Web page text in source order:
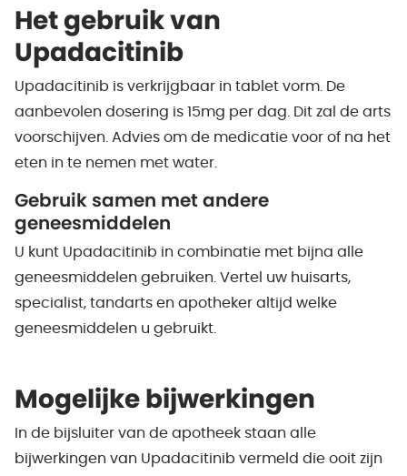
Het gebruik van
Upadacitinib
Upadacitinib is verkrijgbaar in tablet vorm. De
aanbevolen dosering is 15mg per dag. Dit zal de arts
voorschijven. Advies om de medicatie voor of na het
eten in te nemen met water.
Gebruik samen met andere
geneesmiddelen
U kunt Upadacitinib in combinatie met bijna alle
geneesmiddelen gebruiken. Vertel uw huisarts,
specialist, tandarts en apotheker altijd welke
geneesmiddelen u gebruikt.
Mogelijke bijwerkingen
In de bijsluiter van de apotheek staan alle
bijwerkingen van Upadacitinib vermeld die ooit zijn